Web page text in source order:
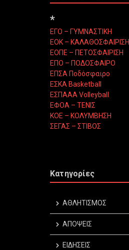
*
ΕΓΟ – ΓΥΜΝΑΣΤΙΚΗ
ΕΟΚ – ΚΑΛΑΘΟΣΦΑΙΡΙΣΗ
ΕΟΠΕ – ΠΕΤΟΣΦΑΙΡΙΣΗ
ΕΠΟ – ΠΟΔΟΣΦΑΙΡΟ
ΕΠΣΑ Ποδόσφαιρο
ΕΣΚΑ Basketball
ΕΣΠΑΑΑ Volleyball
ΕΦΟΑ – ΤΕΝΙΣ
ΚΟΕ – ΚΟΛΥΜΒΗΣΗ
ΣΕΓΑΣ – ΣΤΙΒΟΣ
Κατηγορίες
ΑΘΛΗΤΙΣΜΟΣ
ΑΠΟΨΕΙΣ
ΕΙΔΗΣΕΙΣ